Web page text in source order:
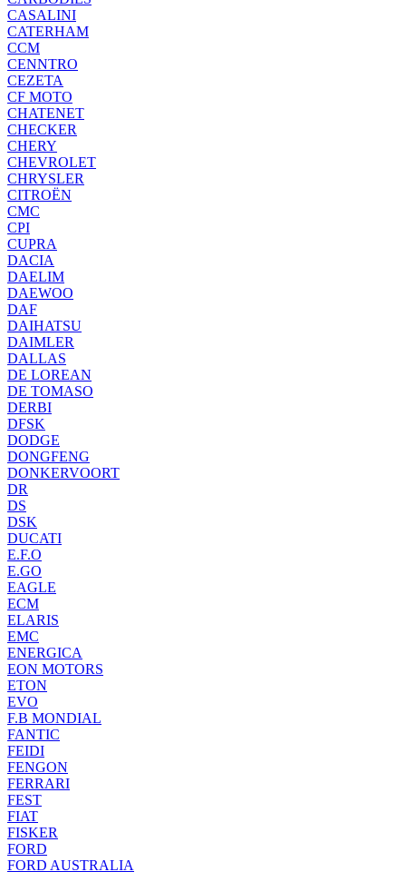
CASALINI
CATERHAM
CCM
CENNTRO
CEZETA
CF MOTO
CHATENET
CHECKER
CHERY
CHEVROLET
CHRYSLER
CITROËN
CMC
CPI
CUPRA
DACIA
DAELIM
DAEWOO
DAF
DAIHATSU
DAIMLER
DALLAS
DE LOREAN
DE TOMASO
DERBI
DFSK
DODGE
DONGFENG
DONKERVOORT
DR
DS
DSK
DUCATI
E.F.O
E.GO
EAGLE
ECM
ELARIS
EMC
ENERGICA
EON MOTORS
ETON
EVO
F.B MONDIAL
FANTIC
FEIDI
FENGON
FERRARI
FEST
FIAT
FISKER
FORD
FORD AUSTRALIA